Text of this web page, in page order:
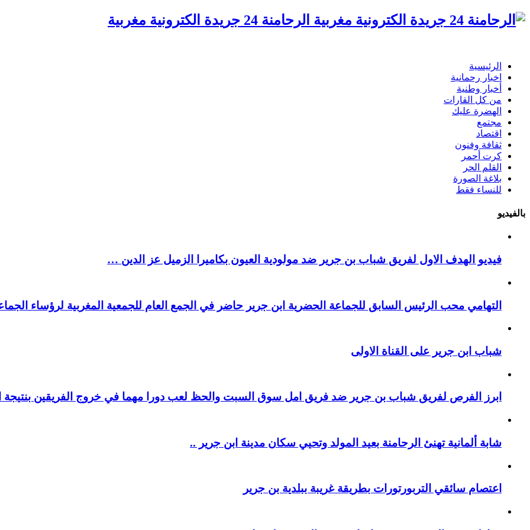
الرحامنة 24 جريدة الكترونية مغربية
الرئيسية
اخبار رحمانية
أخبار وطنية
من كل القارات
الهضرة عليك
مجتمع
اقتصاد
ثقافة وفنون
كرت أحمر
القلم الحر
بلاغة الصورة
للنساء فقط
بالفيديو
فيديو الهدف الاول لفريق شباب بن جرير ضد مولودية العيون بكاميرا الزميل عز الدين …
التهامي محب الرئيس السابق للجماعة الحضرية ابن جرير حاضر في الجمع العام للجمعية المغربية لرؤساء
شباب ابن جرير على القناة الاولى
ابرز الفرص لفريق شباب بن جرير ضد فريق امل سوق السبت والحظ لعب دورا مهما في خروج الفريقين بنتيجة
شابة ألمانية تهنئ الرحامنة بعيد المولد وتحيي سكان مدينة ابن جرير ..
اعتصام سائقي التربورتورات بطريقة غريبة ببلدية بن جرير